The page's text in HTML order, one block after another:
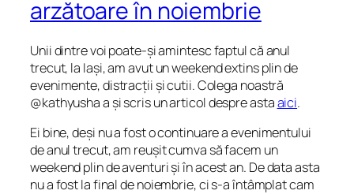
arzătoare în noiembrie
Unii dintre voi poate-și amintesc faptul că anul
trecut, la Iași, am avut un weekend extins plin de
evenimente, distracții și cutii. Colega noastră
@kathyusha a și scris un articol despre astaaici.
Ei bine, deși nu a fost o continuare a evenimentului
de anul trecut, am reușit cumva să facem un
weekend plin de aventuri și în acest an. De data asta
nu a fost la final de noiembrie, ci s-a întâmplat cam